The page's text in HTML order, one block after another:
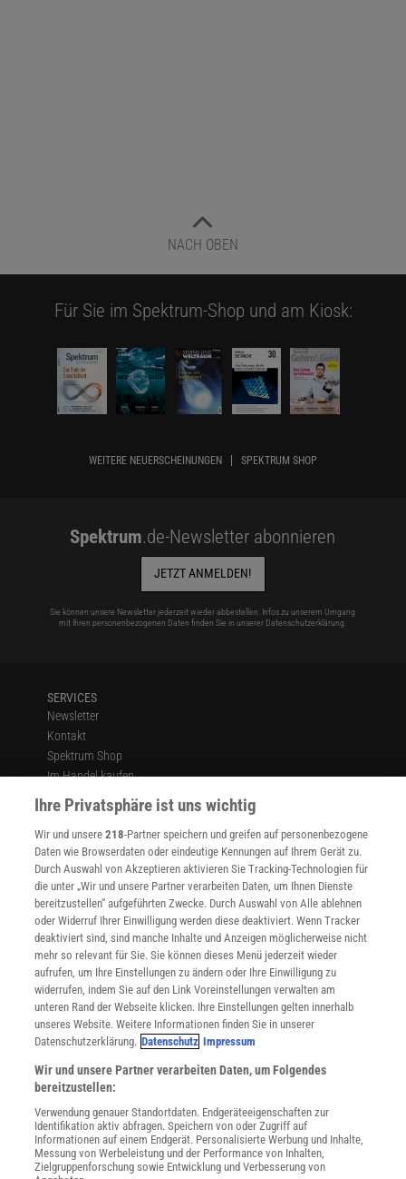
NACH OBEN
Für Sie im Spektrum-Shop und am Kiosk:
WEITERE NEUERSCHEINUNGEN SPEKTRUM SHOP
Spektrum.de-Newsletter abonnieren
JETZT ANMELDEN!
Sie können unsere Newsletter jederzeit wieder abbestellen. Infos zu unserem Umgang
mit Ihren personenbezogenen Daten finden Sie in unserer Datenschutzerklärung.
SERVICES
Newsletter
Kontakt
Spektrum Shop
Im Handel kaufen
Presse
Verträge kündigen
Widerruf
INFO
Mediadaten
Datenschutz
Nutzungsbedingungen
Cookie-Einstellungen
Utiq verwalten
Nutzungsbasierte Onlinewerbung
Alle Artikel
Impressum
Angebote für Schulen
Angebote für Institutionen
Sprachen lernen mit Gymglish
Lexika
Für Spektrum schreiben
Zugänglichkeitserklärung
Ihre Privatsphäre ist uns wichtig
Wir und unsere218-Partner speichern und greifen auf personenbezogene
Daten wie Browserdaten oder eindeutige Kennungen auf Ihrem Gerät zu.
Durch Auswahl von Akzeptieren aktivieren Sie Tracking-Technologien für
die unter „Wir und unsere Partner verarbeiten Daten, um Ihnen Dienste
bereitzustellen“ aufgeführten Zwecke. Durch Auswahl von Alle ablehnen
oder Widerruf Ihrer Einwilligung werden diese deaktiviert. Wenn Tracker
deaktiviert sind, sind manche Inhalte und Anzeigen möglicherweise nicht
mehr so relevant für Sie. Sie können dieses Menü jederzeit wieder
aufrufen, um Ihre Einstellungen zu ändern oder Ihre Einwilligung zu
widerrufen, indem Sie auf den Link Voreinstellungen verwalten am
unteren Rand der Webseite klicken. Ihre Einstellungen gelten innerhalb
unseres Website. Weitere Informationen finden Sie in unserer
Datenschutzerklärung. Datenschutz Impressum
Wir und unsere Partner verarbeiten Daten, um Folgendes
bereitzustellen:
Verwendung genauer Standortdaten. Endgeräteeigenschaften zur
Identifikation aktiv abfragen. Speichern von oder Zugriff auf
Informationen auf einem Endgerät. Personalisierte Werbung und Inhalte,
Messung von Werbeleistung und der Performance von Inhalten,
Zielgruppenforschung sowie Entwicklung und Verbesserung von